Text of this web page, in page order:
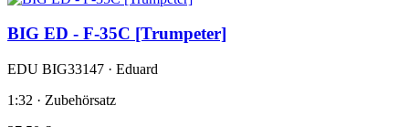
BIG ED - F-35C [Trumpeter]
EDU BIG33147 · Eduard
1:32 · Zubehörsatz